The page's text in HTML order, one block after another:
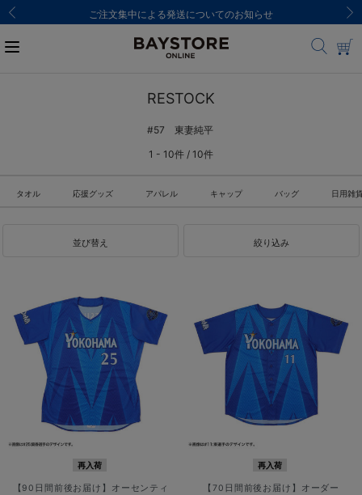
ご注文集中による発送についてのお知らせ
RESTOCK
#57 東妻純平
1 - 10件 / 10件
タオル 応援グッズ アパレル キャップ バッグ 日用雑
並び替え 絞り込み
再入荷
【90日間前後お届け】オーセンティ
再入荷
【70日間前後お届け】オーダー